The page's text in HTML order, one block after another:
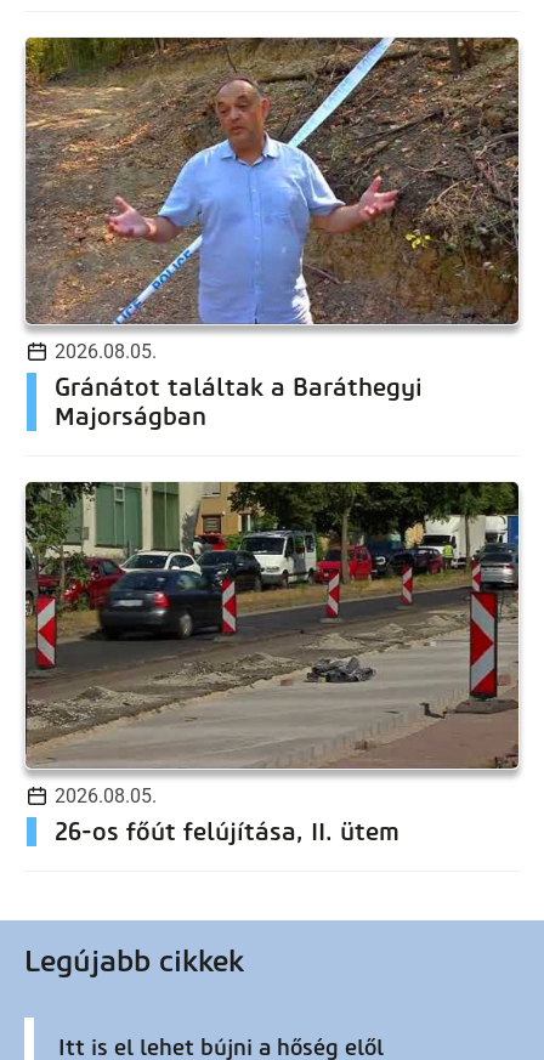
2026.08.05.
Gránátot találtak a Baráthegyi
Majorságban
2026.08.05.
26-os főút felújítása, II. ütem
Legújabb cikkek
Itt is el lehet bújni a hőség elől